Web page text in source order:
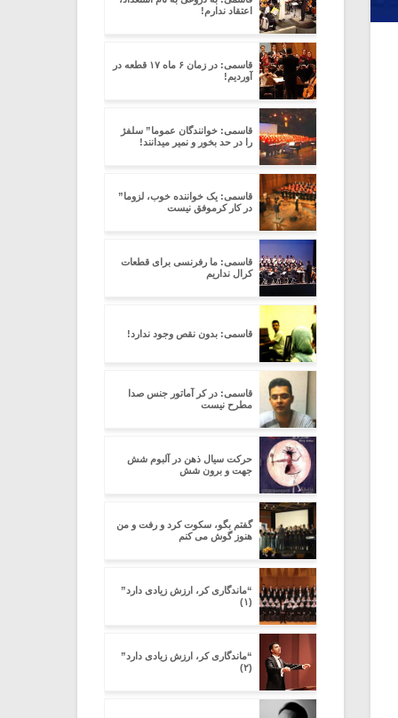
اعتقاد ندارم!
قاسمی: در زمان ۶ ماه ۱۷ قطعه در
آوردیم!
قاسمی: خوانندگان عموما” سلفژ
را در حد بخور و نمیر میدانند!
قاسمی: یک خواننده خوب، لزوما”
در کار کرموفق نیست
قاسمی: ما رفرنسی برای قطعات
کرال نداریم
قاسمی: بدون نقص وجود ندارد!
قاسمی: در کر آماتور جنس صدا
مطرح نیست
حرکت سیال ذهن در آلبوم شش
جهت و برون شش
گفتم بگو، سکوت کرد و رفت و من
هنوز گوش می کنم
“ماندگاری کر، ارزش زیادی دارد”
(۱)
“ماندگاری کر، ارزش زیادی دارد”
(۲)